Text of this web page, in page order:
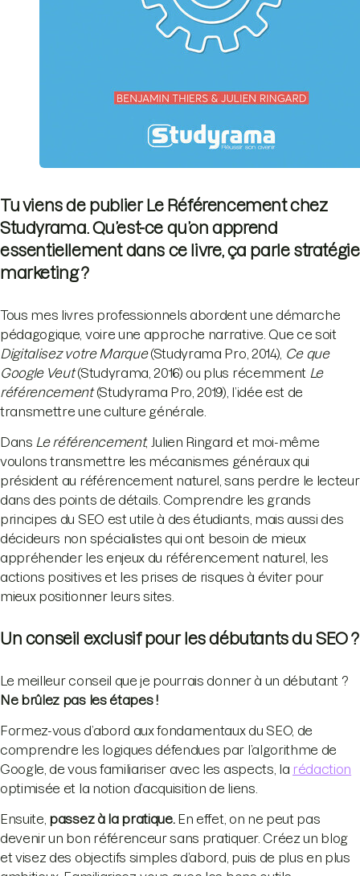
Tu viens de publier Le Référencement chez
Studyrama. Qu’est-ce qu’on apprend
essentiellement dans ce livre, ça parle stratégie
marketing ?
Tous mes livres professionnels abordent une démarche
pédagogique, voire une approche narrative. Que ce soit
Digitalisez votre Marque(Studyrama Pro, 2014), Ce que
Google Veut(Studyrama, 2016) ou plus récemment Le
référencement(Studyrama Pro, 2019), l’idée est de
transmettre une culture générale.
Dans Le référencement, Julien Ringard et moi-même
voulons transmettre les mécanismes généraux qui
président au référencement naturel, sans perdre le lecteur
dans des points de détails. Comprendre les grands
principes du SEO est utile à des étudiants, mais aussi des
décideurs non spécialistes qui ont besoin de mieux
appréhender les enjeux du référencement naturel, les
actions positives et les prises de risques à éviter pour
mieux positionner leurs sites.
Un conseil exclusif pour les débutants du SEO ?
Le meilleur conseil que je pourrais donner à un débutant ?
Ne brûlez pas les étapes !
Formez-vous d’abord aux fondamentaux du SEO, de
comprendre les logiques défendues par l’algorithme de
Google, de vous familiariser avec les aspects, la rédaction
optimisée et la notion d’acquisition de liens.
Ensuite, passez à la pratique.En effet, on ne peut pas
devenir un bon référenceur sans pratiquer. Créez un blog
et visez des objectifs simples d’abord, puis de plus en plus